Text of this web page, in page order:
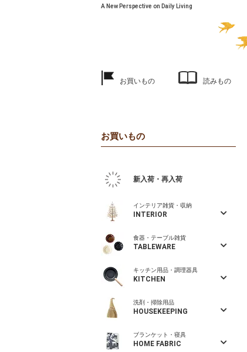
A New Perspective on Daily Living
お買いもの 読みもの
お買いもの
新入荷・再入荷
インテリア雑貨・収納
INTERIOR
食器・テーブル雑貨
TABLEWARE
キッチン用品・調理器具
KITCHEN
洗剤・掃除用品
HOUSEKEEPING
ブランケット・寝具
HOME FABRIC